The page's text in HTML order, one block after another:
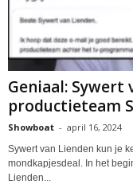
Geniaal:
productieteam
Showboat - april 16, 2024
Sywert van Lienden kun je
mondkapjesdeal. In het
Lienden...